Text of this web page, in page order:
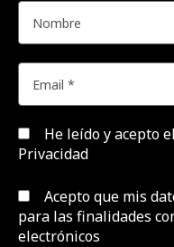
He leído y acepto el
Privacidad
Acepto que mis
para las finalidades
electrónicos